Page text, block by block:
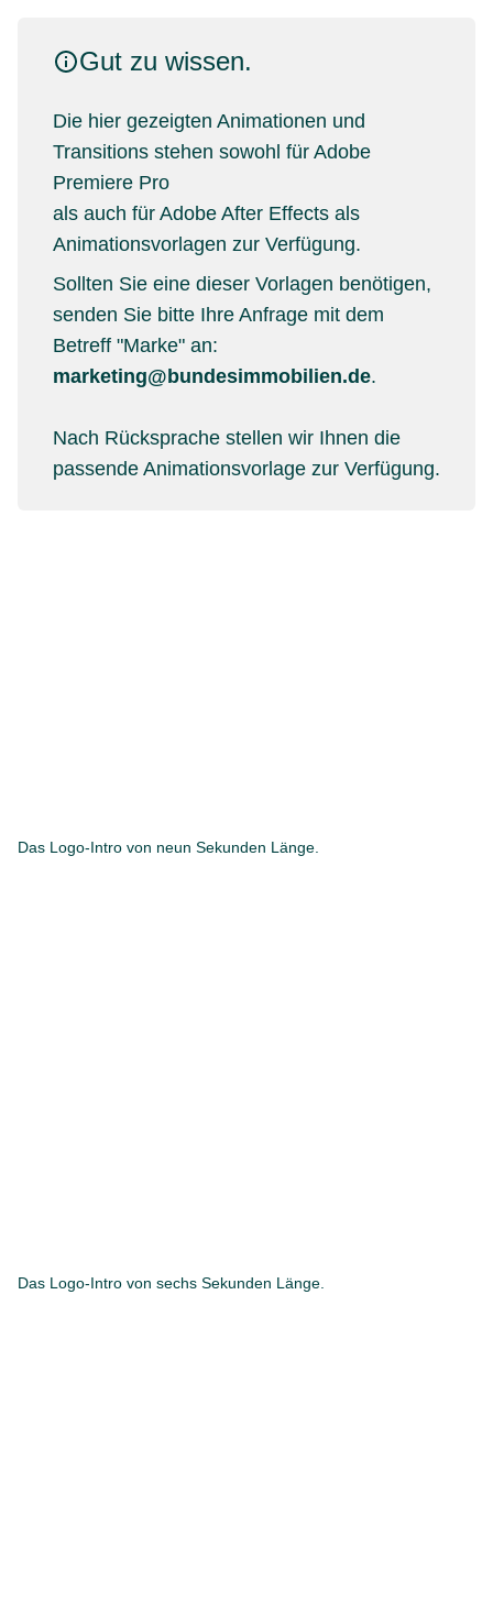
Gut zu wissen.
Die hier gezeigten Animationen und
Transitions stehen sowohl für Adobe
Premiere Pro
als auch für Adobe After Effects als
Animationsvorlagen zur Verfügung.
Sollten Sie eine dieser Vorlagen benötigen,
senden Sie bitte Ihre Anfrage mit dem
Betreff "Marke" an:
marketing@bundesimmobilien.de.
Nach Rücksprache stellen wir Ihnen die
passende Animationsvorlage zur Verfügung.
Das Logo-Intro von neun Sekunden Länge.
Das Logo-Intro von sechs Sekunden Länge.